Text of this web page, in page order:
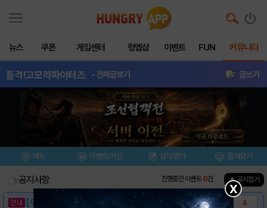
뉴스 쿠폰 게임센터 헝앱샵 이벤트 FUN 커뮤니티
돌격!고모라파이터즈 - 전체글보기 글쓰기
메뉴 이벤트/미션 설치/평가 즐겨찾기
공지사항 진행중인 이벤트0건 ▲ 공지접기
[이벤트] 웃음으로 매일매일 해피! 유머 게시.. 4
X